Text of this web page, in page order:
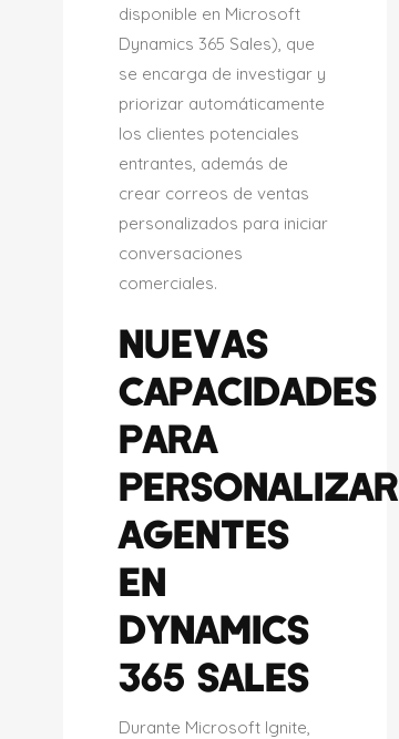
disponible en Microsoft
Dynamics 365 Sales), que
se encarga de investigar y
priorizar automáticamente
los clientes potenciales
entrantes, además de
crear correos de ventas
personalizados para iniciar
conversaciones
comerciales.
NUEVAS
CAPACIDADES
PARA
PERSONALIZAR
AGENTES
EN
DYNAMICS
365 SALES
Durante Microsoft Ignite,